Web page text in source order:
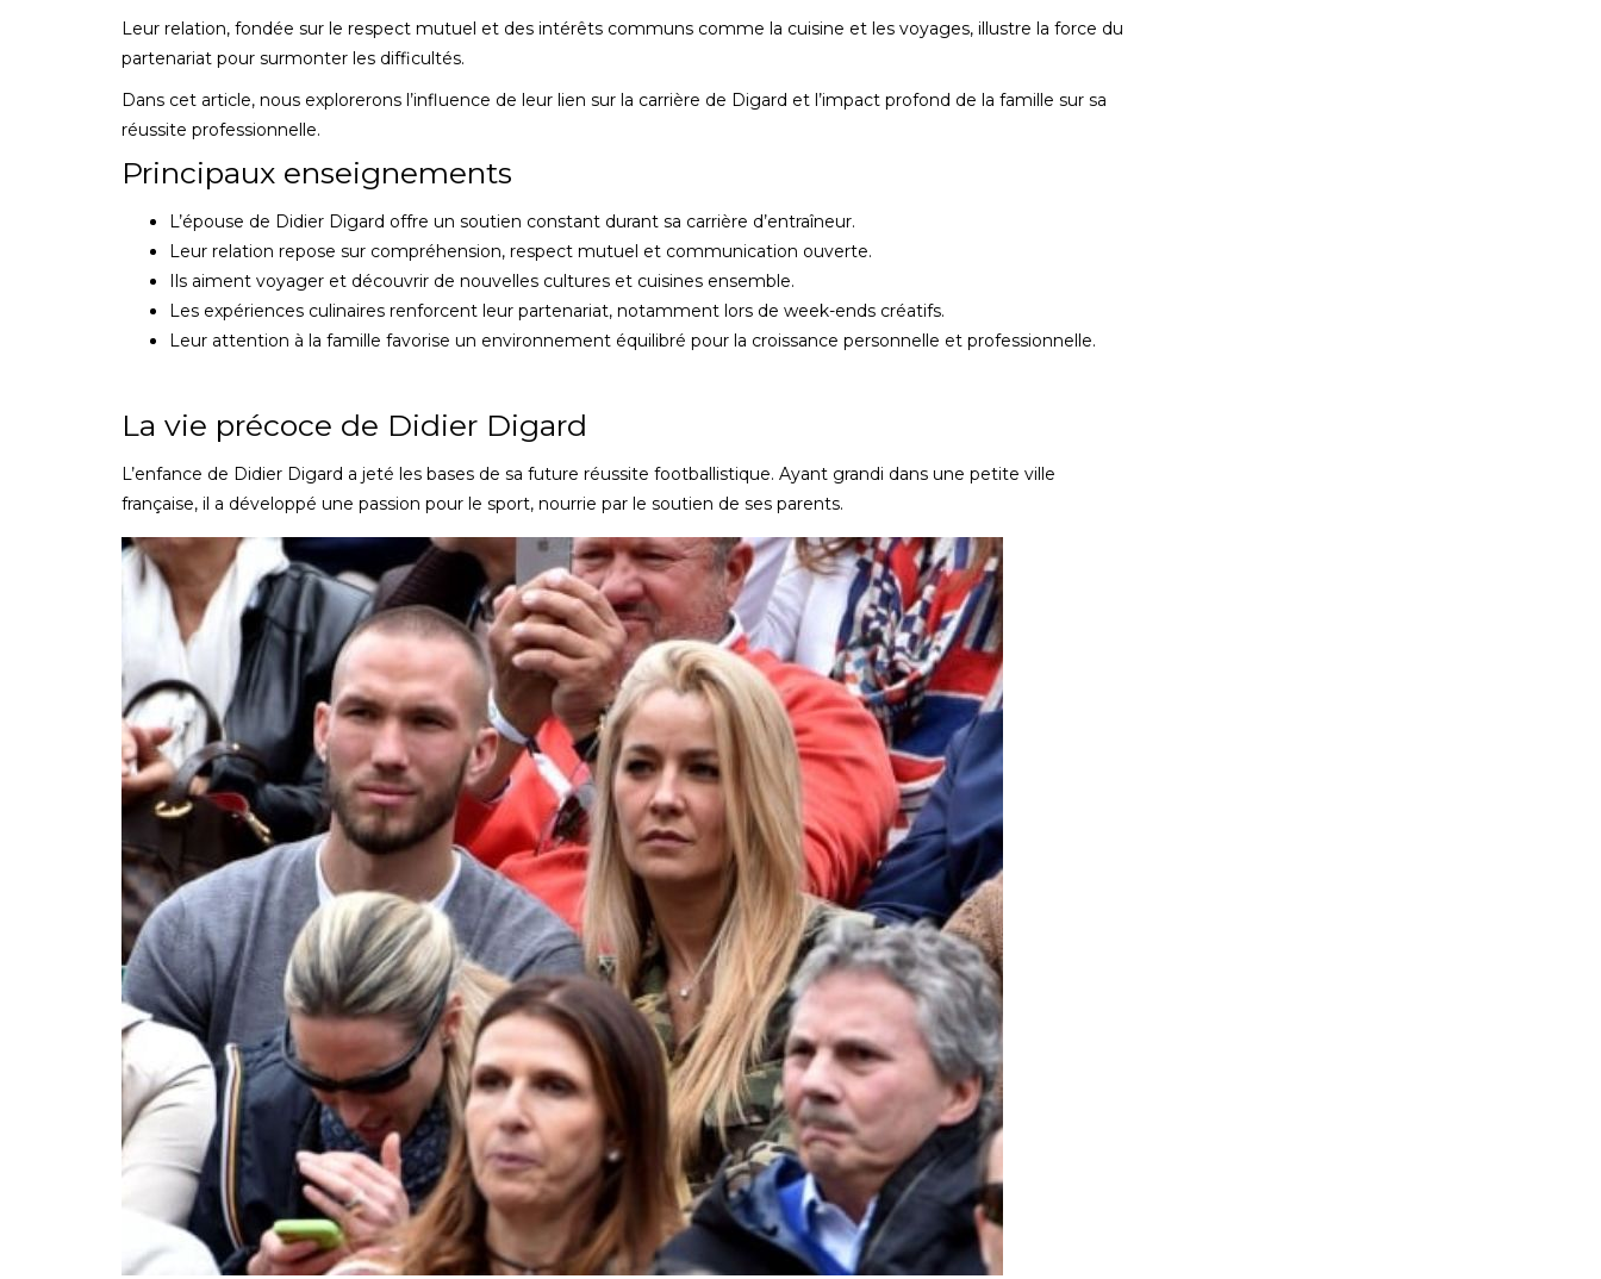
Leur relation, fondée sur le respect mutuel et des intérêts communs comme la cuisine et les voyages, illustre la force du
partenariat pour surmonter les difficultés.
Dans cet article, nous explorerons l’influence de leur lien sur la carrière de Digard et l’impact profond de la famille sur sa
réussite professionnelle.
Principaux enseignements
L’épouse de Didier Digard offre un soutien constant durant sa carrière d’entraîneur.
Leur relation repose sur compréhension, respect mutuel et communication ouverte.
Ils aiment voyager et découvrir de nouvelles cultures et cuisines ensemble.
Les expériences culinaires renforcent leur partenariat, notamment lors de week-ends créatifs.
Leur attention à la famille favorise un environnement équilibré pour la croissance personnelle et professionnelle.
La vie précoce de Didier Digard
L’enfance de Didier Digard a jeté les bases de sa future réussite footballistique. Ayant grandi dans une petite ville
française, il a développé une passion pour le sport, nourrie par le soutien de ses parents.